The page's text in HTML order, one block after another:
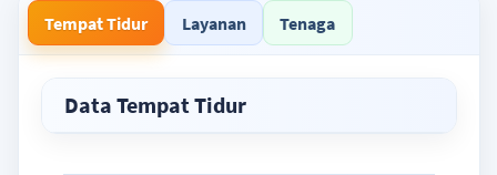
Tempat Tidur Layanan Tenaga
Data Tempat Tidur